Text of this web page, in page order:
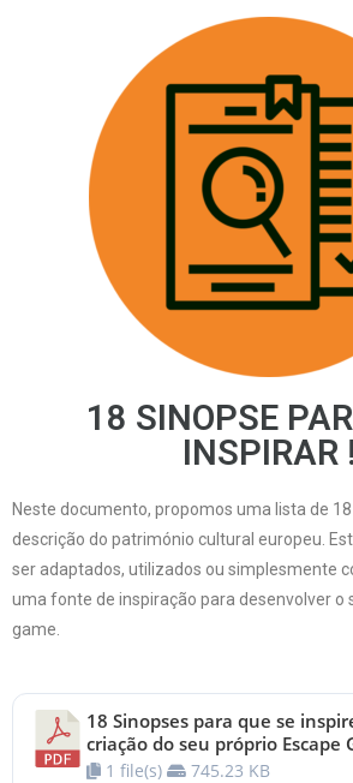
18 SINOPSE
INSPIRAR !
Neste documento, propomos uma lista de
descrição do património cultural europeu.
ser adaptados, utilizados ou simplesmente
uma fonte de inspiração para desenvolver o
game.
18 Sinopses para que se
criação do seu próprio Escape
1 file(s) 745.23 KB